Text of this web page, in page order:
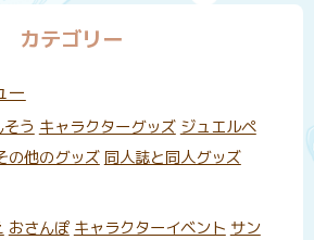
カテゴリー
ー
う キャラクターグッズ ジュエルペ
の他のグッズ 同人誌と同人グッズ
おさんぽ キャラクターイベント サン